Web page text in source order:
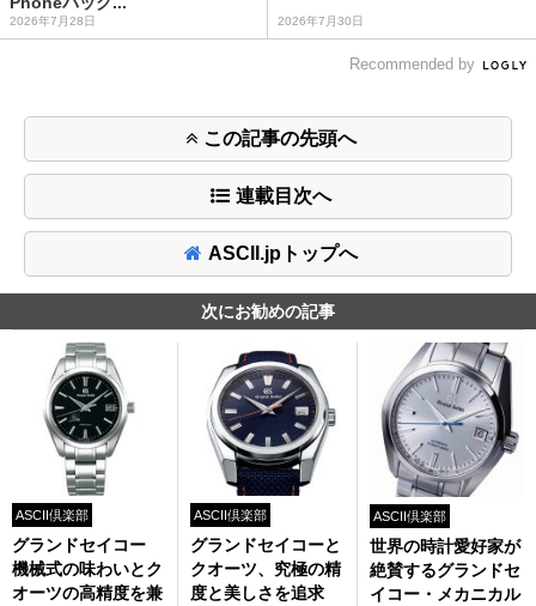
2026年7月28日 2026年7月30日
Recommended by
この記事の先頭へ
連載目次へ
ASCII.jpトップへ
次にお勧めの記事
ASCII倶楽部
グランドセイコー
機械式の味わいとク
オーツの高精度を兼
ASCII倶楽部
グランドセイコーと
クオーツ、究極の精
度と美しさを追求
ASCII倶楽部
世界の時計愛好家が
絶賛するグランドセ
イコー・メカニカル